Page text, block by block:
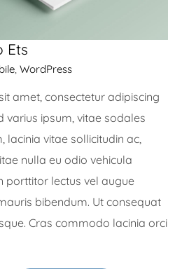
Ets
, WordPress
amet, consectetur adipiscing
varius ipsum, vitae sodales
lacinia vitae sollicitudin ac,
nulla eu odio vehicula
porttitor lectus vel augue
bibendum. Ut consequat
Cras commodo lacinia orci